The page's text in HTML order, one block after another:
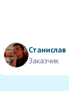
Станислав
Заказчик